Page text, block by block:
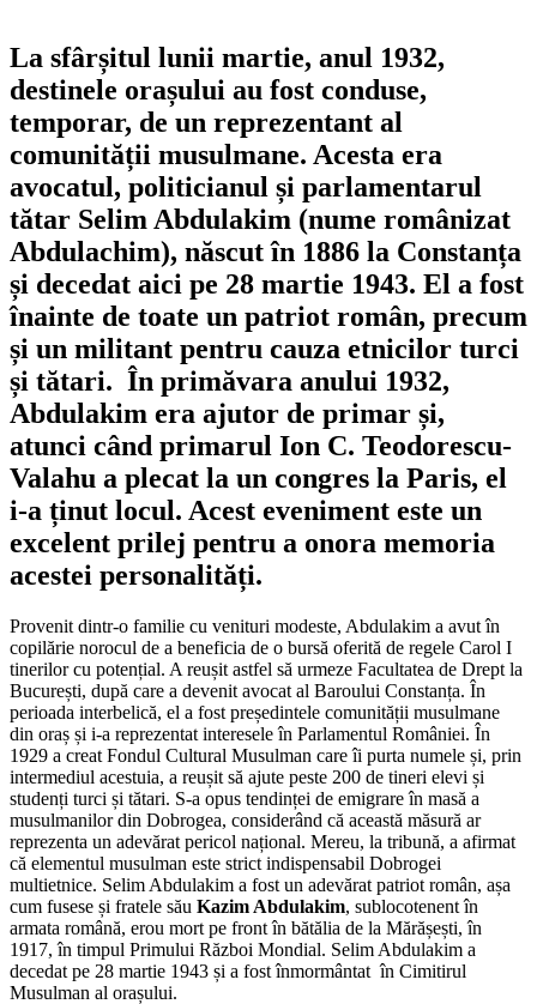
La sfârșitul lunii martie, anul 1932,
destinele orașului au fost conduse,
temporar, de un reprezentant al
comunității musulmane. Acesta era
avocatul, politicianul și parlamentarul
tătar Selim Abdulakim (nume românizat
Abdulachim), născut în 1886 la Constanța
și decedat aici pe 28 martie 1943. El a fost
înainte de toate un patriot român, precum
și un militant pentru cauza etnicilor turci
și tătari. În primăvara anului 1932,
Abdulakim era ajutor de primar și,
atunci când primarul Ion C. Teodorescu-
Valahu a plecat la un congres la Paris, el
i-a ținut locul. Acest eveniment este un
excelent prilej pentru a onora memoria
acestei personalități.
Provenit dintr-o familie cu venituri modeste, Abdulakim a avut în
copilărie norocul de a beneficia de o bursă oferită de regele Carol I
tinerilor cu potențial. A reușit astfel să urmeze Facultatea de Drept la
București, după care a devenit avocat al Baroului Constanța. În
perioada interbelică, el a fost președintele comunității musulmane
din oraș și i-a reprezentat interesele în Parlamentul României. În
1929 a creat Fondul Cultural Musulman care îi purta numele și, prin
intermediul acestuia, a reușit să ajute peste 200 de tineri elevi și
studenți turci și tătari. S-a opus tendinței de emigrare în masă a
musulmanilor din Dobrogea, considerând că această măsură ar
reprezenta un adevărat pericol național. Mereu, la tribună, a afirmat
că elementul musulman este strict indispensabil Dobrogei
multietnice. Selim Abdulakim a fost un adevărat patriot român, așa
cum fusese și fratele său Kazim Abdulakim, sublocotenent în
armata română, erou mort pe front în bătălia de la Mărășești, în
1917, în timpul Primului Război Mondial. Selim Abdulakim a
decedat pe 28 martie 1943 și a fost înmormântat în Cimitirul
Musulman al orașului.